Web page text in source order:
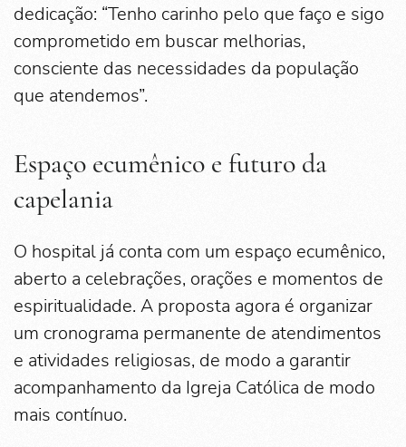
dedicação: “Tenho carinho pelo que faço e sigo
comprometido em buscar melhorias,
consciente das necessidades da população
que atendemos”.
Espaço ecumênico e futuro da
capelania
O hospital já conta com um espaço ecumênico,
aberto a celebrações, orações e momentos de
espiritualidade. A proposta agora é organizar
um cronograma permanente de atendimentos
e atividades religiosas, de modo a garantir
acompanhamento da Igreja Católica de modo
mais contínuo.